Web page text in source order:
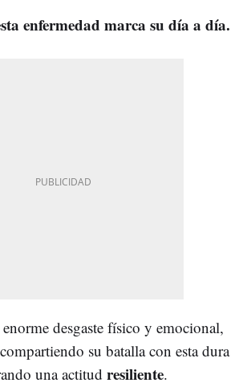
enfermedad marca su día a día.
desgaste físico y emocional,
su batalla con esta dura
una actitud resiliente.